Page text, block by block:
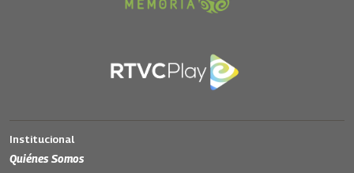
Institucional
Quiénes Somos